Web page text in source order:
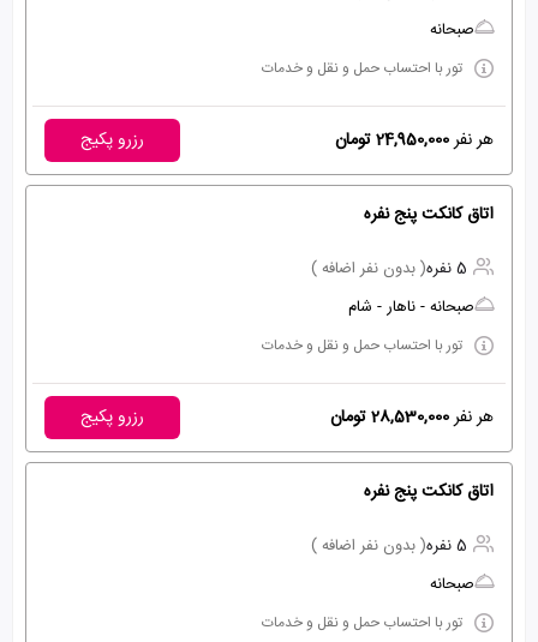
صبحانه
تور با احتساب حمل و نقل و خدمات
هر نفر24,950,000 تومان رزرو پکیج
اتاق کانکت پنج نفره
5 نفره
( بدون نفر اضافه )
صبحانه - ناهار - شام
تور با احتساب حمل و نقل و خدمات
هر نفر28,530,000 تومان رزرو پکیج
اتاق کانکت پنج نفره
5 نفره
( بدون نفر اضافه )
صبحانه
تور با احتساب حمل و نقل و خدمات